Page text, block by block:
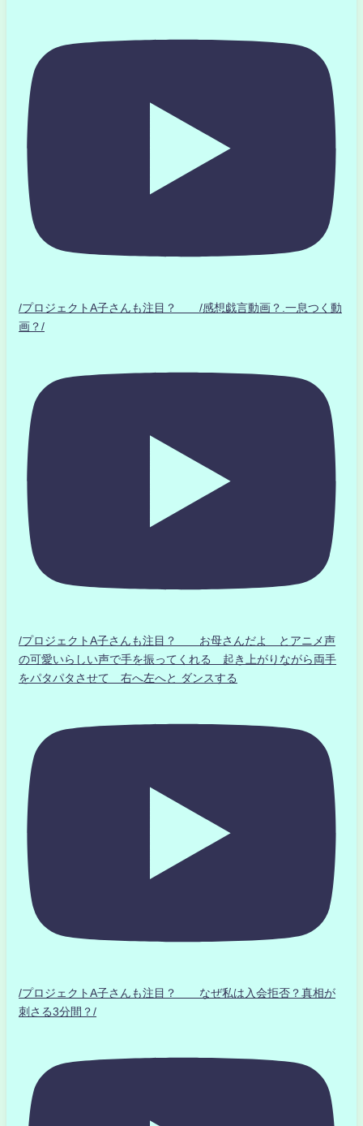
/プロジェクトA子さんも注目？ /感想戯言動画？.一息つく動
画？/
/プロジェクトA子さんも注目？ お母さんだよ とアニメ声
の可愛いらしい声で手を振ってくれる 起き上がりながら両手
をパタパタさせて 右へ左へと ダンスする
/プロジェクトA子さんも注目？ なぜ私は入会拒否？真相が
刺さる3分間？/